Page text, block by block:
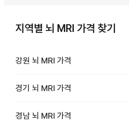
지역별 뇌 MRI 가격 찾기
강원 뇌 MRI 가격
경기 뇌 MRI 가격
경남 뇌 MRI 가격